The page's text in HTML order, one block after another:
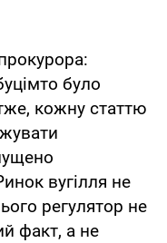
було
кожну статтю
вугілля не
регулятор не
факт, а не